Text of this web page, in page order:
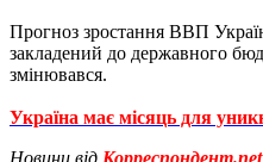
Прогноз зростання ВВП
закладений до державного
змінювався.
Україна має місяць для
Новини від Корреспондент.net